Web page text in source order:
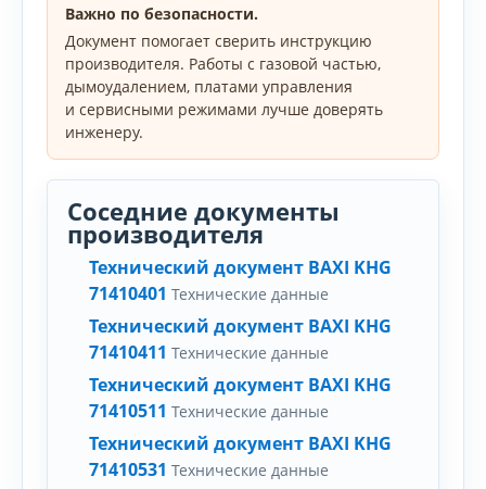
Важно по безопасности.
Документ помогает сверить инструкцию
производителя. Работы с газовой частью,
дымоудалением, платами управления
и сервисными режимами лучше доверять
инженеру.
Соседние документы
производителя
Технический документ BAXI KHG
71410401 Технические данные
Технический документ BAXI KHG
71410411 Технические данные
Технический документ BAXI KHG
71410511 Технические данные
Технический документ BAXI KHG
71410531 Технические данные